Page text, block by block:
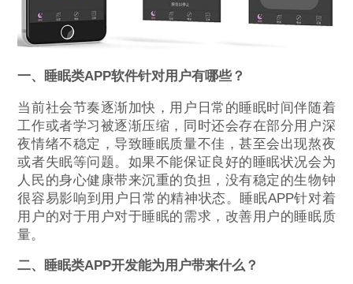
一、睡眠类APP软件针对用户有哪些？
当前社会节奏逐渐加快，用户日常的睡眠时间伴随着
工作或者学习被逐渐压缩，同时还会存在部分用户深
夜情绪不稳定，导致睡眠质量不佳，甚至会出现熬夜
或者失眠等问题。如果不能保证良好的睡眠状况会为
人民的身心健康带来沉重的负担，没有稳定的生物钟
很容易影响到用户日常的精神状态。睡眠APP针对着
用户的对于用户对于睡眠的需求，改善用户的睡眠质
量。
二、 睡眠类APP开发能为用户带来什么？